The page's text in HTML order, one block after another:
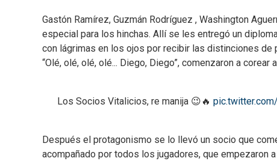
Gastón Ramírez, Guzmán Rodríguez , Washington
especial para los hinchas. Allí se les entregó un
con lágrimas en los ojos por recibir las distinciones
“Olé, olé, olé, olé... Diego, Diego”, comenzaron a
Los Socios Vitalicios, re manija 😉🔥
Después el protagonismo se lo llevó un socio que
acompañado por todos los jugadores, que empezaron